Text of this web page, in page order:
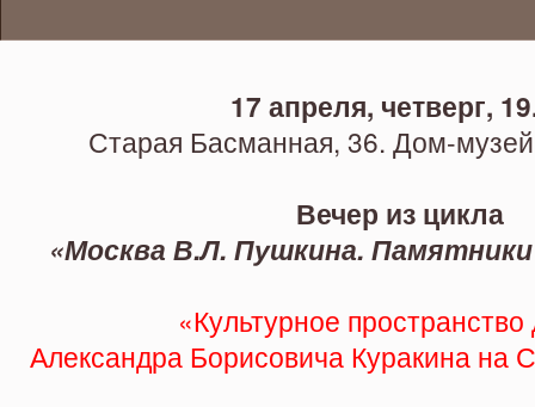
Вечер из цикла «Москва В.Л.
«Культурное пространство
17 апреля, четверг,
Старая Басманная, 36. Дом-
Вечер из цикла
«Москва В.Л. Пушкина.
«Культурное
Александра Борисовича Куракина на